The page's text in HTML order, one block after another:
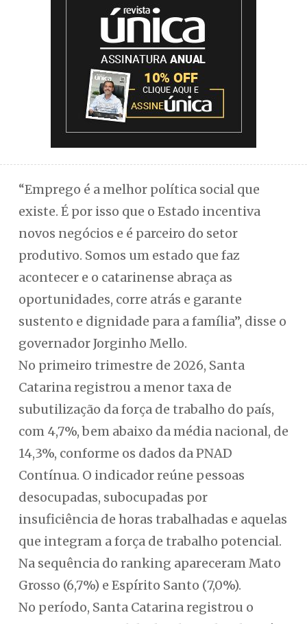
“Emprego é a melhor política social que
existe. É por isso que o Estado incentiva
novos negócios e é parceiro do setor
produtivo. Somos um estado que faz
acontecer e o catarinense abraça as
oportunidades, corre atrás e garante
sustento e dignidade para a família”, disse o
governador Jorginho Mello.
No primeiro trimestre de 2026, Santa
Catarina registrou a menor taxa de
subutilização da força de trabalho do país,
com 4,7%, bem abaixo da média nacional, de
14,3%, conforme os dados da PNAD
Contínua. O indicador reúne pessoas
desocupadas, subocupadas por
insuficiência de horas trabalhadas e aquelas
que integram a força de trabalho potencial.
Na sequência do ranking apareceram Mato
Grosso (6,7%) e Espírito Santo (7,0%).
No período, Santa Catarina registrou o